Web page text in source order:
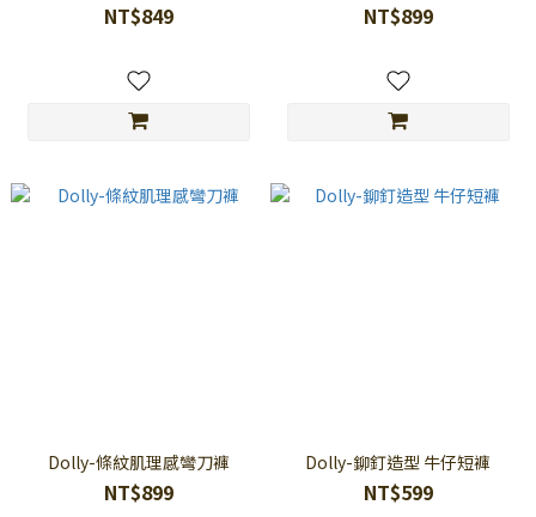
NT$849 NT$899
Dolly-條紋肌理感彎刀褲
NT$899
Dolly-鉚釘造型 牛仔短褲
NT$599